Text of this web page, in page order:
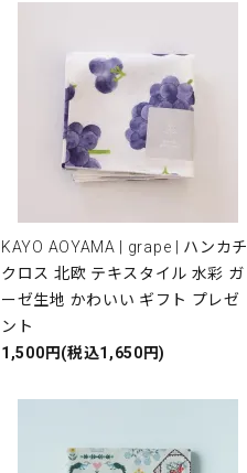
KAYO AOYAMA | grape | ハンカチ
クロス 北欧 テキスタイル 水彩 ガ
ーゼ生地 かわいい ギフト プレゼ
ント
1,500円(税込1,650円)